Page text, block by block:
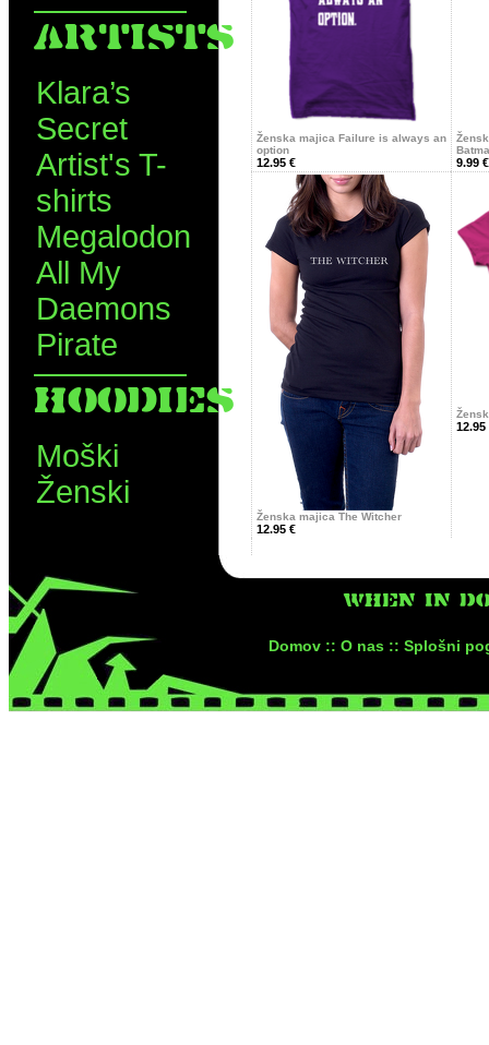
ARTISTS
Klara’s
Secret
Artist's T-
shirts
Megalodon
All My
Daemons
Pirate
HOODIES
Moški
Ženski
Ženska majica Failure is always an
option
12.95 € 9.99 €
Ženska majica The Witcher
12.95 €
12.95
WHEN IN
Domov :: O nas :: Splošni